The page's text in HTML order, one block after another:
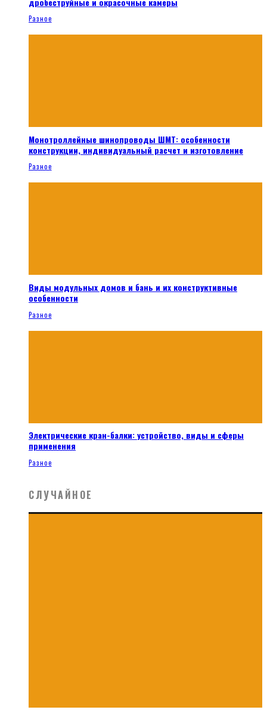
Разное
Монотроллейные шинопроводы ШМТ: особенности
конструкции, индивидуальный расчет и изготовление
Разное
Виды модульных домов и бань и их конструктивные
особенности
Разное
Электрические кран-балки: устройство, виды и сферы
применения
Разное
СЛУЧАЙНОЕ